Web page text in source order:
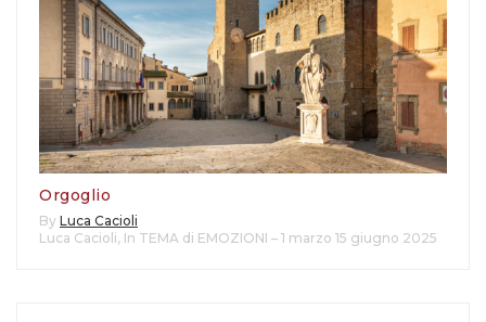
Orgoglio
By Luca Cacioli
Luca Cacioli, In TEMA di EMOZIONI – 1 marzo 15 giugno 2025